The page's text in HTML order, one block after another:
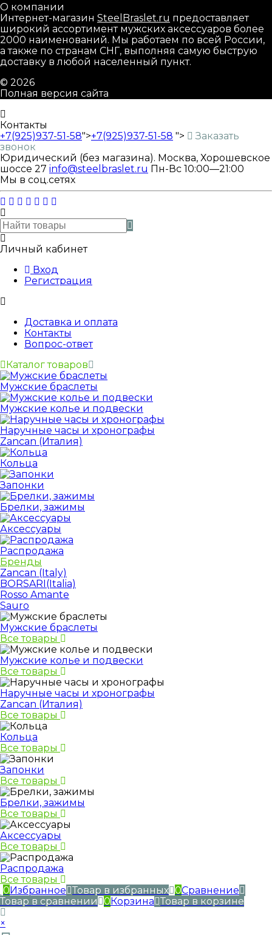
О компании
Интернет-магазин SteelBraslet.ru предоставляет
широкий ассортимент мужских аксессуаров более
2000 наименований. Мы работаем по всей России,
а также по странам СНГ, выполняя самую быструю
доставку в любой населенный пункт.
© 2026
Полная версия сайта
Контакты
+7(925)937-51-58">+7(925)937-51-58 ">
Заказать
звонок
Юридический (без магазина). Москва, Хорошевское
шоссе 27 info@steelbraslet.ru Пн-Вс 10:00—21:00
Мы в соц.сетях
Личный кабинет
Вход
Регистрация
Доставка и оплата
Контакты
Вопрос-ответ
Каталог товаров
Мужские браслеты
Мужские колье и подвески
Наручные часы и хронографы
Zancan (Италия)
Кольца
Запонки
Брелки, зажимы
Аксессуары
Распродажа
Бренды
Zancan (Italy)
BORSARI(Italia)
Rosso Amante
Sauro
Мужские браслеты
Все товары
Мужские колье и подвески
Все товары
Наручные часы и хронографы
Zancan (Италия)
Все товары
Кольца
Все товары
Запонки
Все товары
Брелки, зажимы
Все товары
Аксессуары
Все товары
Распродажа
Все товары
0Избранное Товар в избранных 0Сравнение
Товар в сравнении
0Корзина Товар в корзине
×